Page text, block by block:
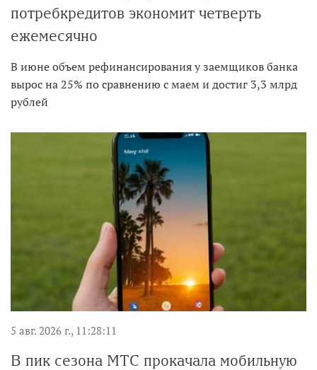
потребкредитов экономит четверть
ежемесячно
В июне объем рефинансирования у заемщиков банка
вырос на 25% по сравнению с маем и достиг 3,3 млрд
рублей
5 авг. 2026 г., 11:28:11
В пик сезона МТС прокачала мобильную